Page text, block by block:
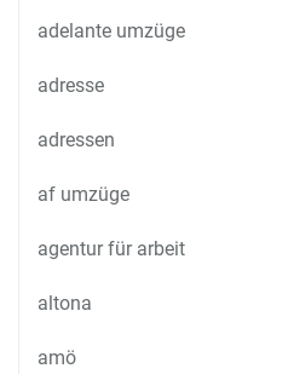
adelante umzüge
adresse
adressen
af umzüge
agentur für arbeit
altona
amö